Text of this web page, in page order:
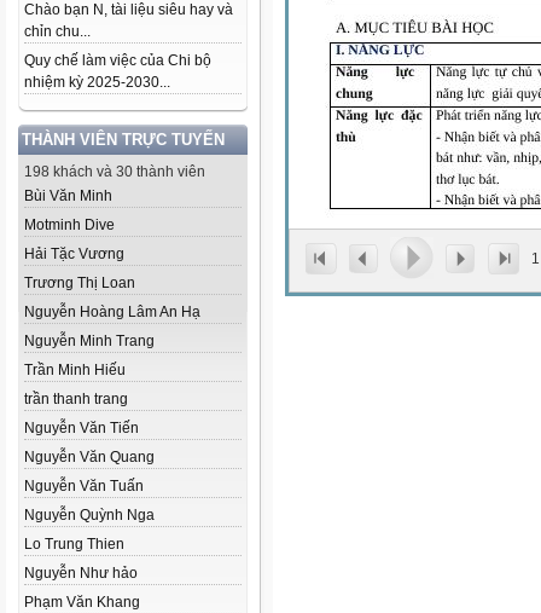
Chào bạn N, tài liệu siêu hay và
chỉn chu...
Quy chế làm việc của Chi bộ
nhiệm kỳ 2025-2030...
THÀNH VIÊN TRỰC TUYẾN
198 khách và 30 thành viên
Bùi Văn Minh
Motminh Dive
Hải Tặc Vương
Trương Thị Loan
Nguyễn Hoàng Lâm An Hạ
Nguyễn Minh Trang
Trần Minh Hiếu
trần thanh trang
Nguyễn Văn Tiến
Nguyễn Văn Quang
Nguyễn Văn Tuấn
Nguyễn Quỳnh Nga
Lo Trung Thien
Nguyễn Như hảo
Phạm Văn Khang
1